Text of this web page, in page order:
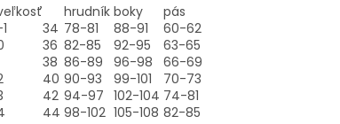
hrudník boky
pás
34 78-81 88-91
60-62
36 82-85 92-95
63-65
38 86-89 96-98
66-69
40 90-93 99-101
70-73
42 94-97 102-104 74-81
44 98-102 105-108 82-85